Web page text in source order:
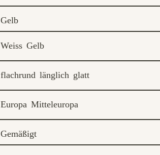
Gelb
Weiss Gelb
flachrund länglich glatt
Europa Mitteleuropa
Gemäßigt